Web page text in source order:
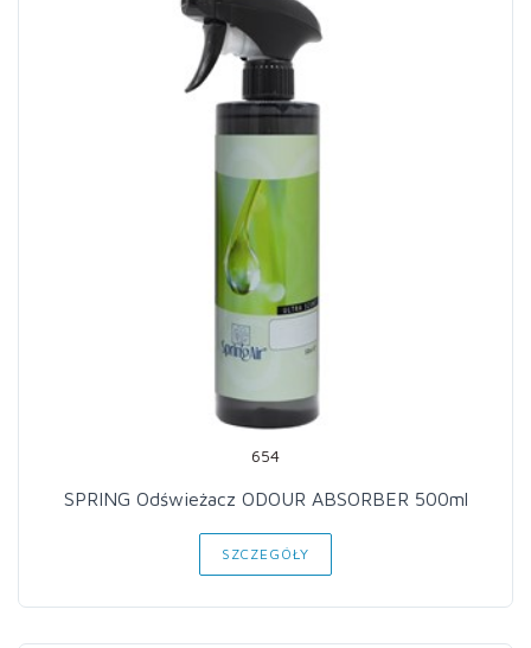
654
SPRING Odświeżacz ODOUR ABSORBER 500ml
SZCZEGÓŁY